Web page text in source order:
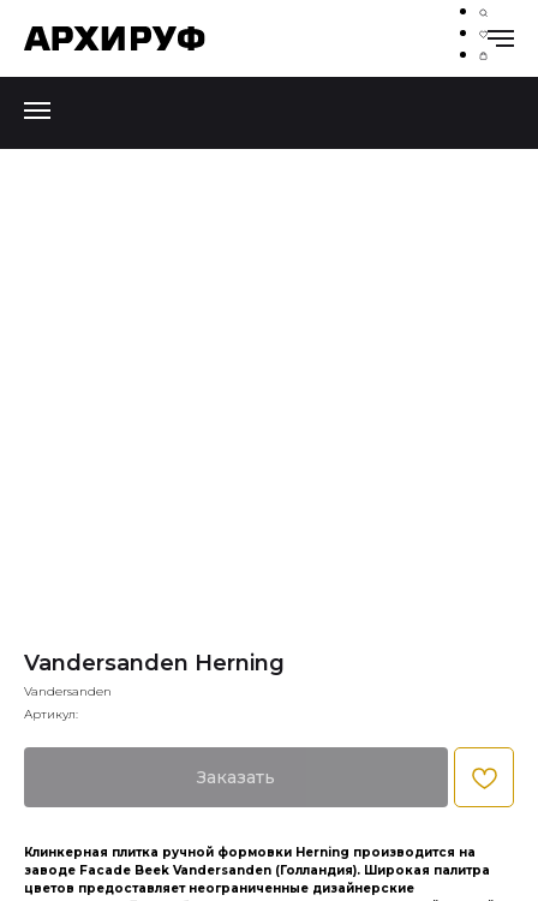
Vandersanden Herning
Vandersanden
Артикул:
Заказать
Клинкерная плитка ручной формовки Herning производится на
заводе Facade Beek Vandersanden (Голландия). Широкая палитра
цветов предоставляет неограниченные дизайнерские